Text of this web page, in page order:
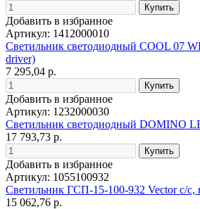
Добавить в избранное
Артикул: 1412000010
Светильник светодиодный COOL 07
driver)
7 295,04 р.
Добавить в избранное
Артикул: 1232000030
Светильник светодиодный DOMINO
17 793,73 р.
Добавить в избранное
Артикул: 1055100932
Светильник ГСП-15-100-932 Vector с/
15 062,76 р.